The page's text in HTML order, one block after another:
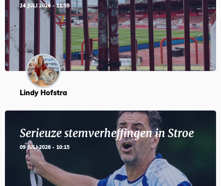
24 JULI 2026 - 11:59
Lindy Hofstra
Serieuze stemverheffingen in Stroe
09 JULI 2026 - 10:15